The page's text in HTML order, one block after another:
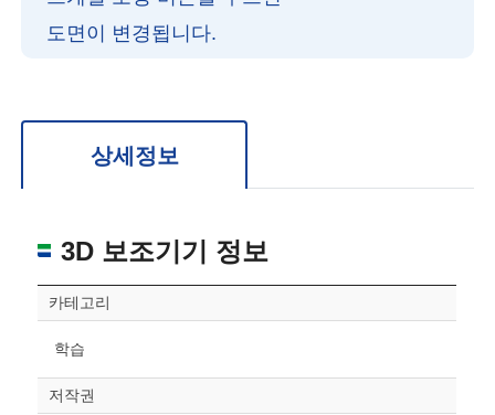
도면이 변경됩니다.
위치 이동: 우측 드래그
상세정보
3D 보조기기 정보
카테고리
학습
저작권